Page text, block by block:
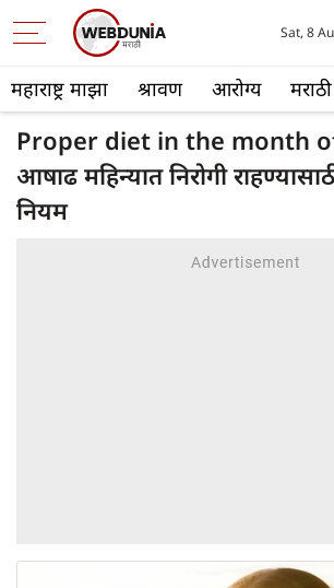
महाराष्ट्र माझा श्रावण आरोग्य
Sat, 8
Proper diet in the month
आषाढ महिन्यात निरोगी
नियम